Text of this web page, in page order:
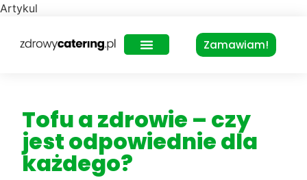
Artykul
Zamawiam!
Tofu a zdrowie – czy
jest odpowiednie dla
każdego?